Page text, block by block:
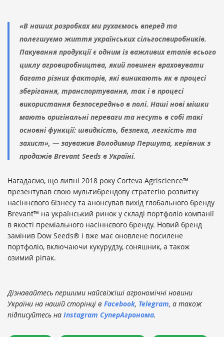
«В наших розробках ми рухаємось вперед та
полегшуємо життя українських сільгоспвиробників.
Пакування продукції є одним із важливих етапів всього
циклу агровиробництва, який повинен враховувати
багато різних факторів, які виникають як в процесі
зберігання, транспортування, так і в процесі
використання безпосередньо в полі. Наші нові мішки
мають оригінальні переваги та несуть в собі такі
основні функції: швидкість, безпека, легкість та
захист», — зауважив Володимир Першута, керівник з
продажів Brevant Seeds в Україні.
Нагадаємо, що липні 2018 року Corteva Agriscience™
презентував свою мультибрендову стратегію розвитку
насіннєвого бізнесу та анонсував вихід глобального бренду
Brevant™ на український ринок у складі портфоліо компанії
в якості преміального насіннєвого бренду. Новий бренд
замінив Dow Seeds® і вже має оновлене посилене
портфоліо, включаючи кукурудзу, соняшник, а також
озимий ріпак.
Дізнавайтесь першими найсвіжіші агрономічні новини
України на нашій сторінці в Facebook, Telegram, а також
підписуйтесь на Instagram СуперАгронома.